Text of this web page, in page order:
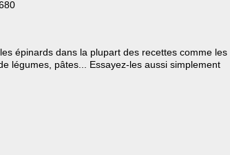
épinards dans la plupart des recettes comme les
légumes, pâtes... Essayez-les aussi simplement